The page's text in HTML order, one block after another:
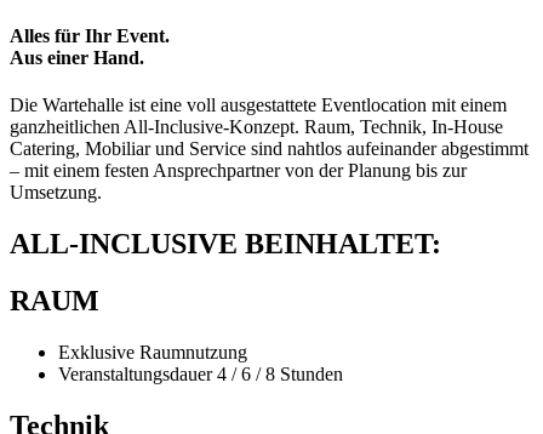
Alles für Ihr Event.
Aus einer Hand.
Die Wartehalle ist eine voll ausgestattete Eventlocation mit einem
ganzheitlichen All-Inclusive-Konzept. Raum, Technik, In-House
Catering, Mobiliar und Service sind nahtlos aufeinander abgestimmt
– mit einem festen Ansprechpartner von der Planung bis zur
Umsetzung.
ALL-INCLUSIVE BEINHALTET:
RAUM
Exklusive Raumnutzung
Veranstaltungsdauer 4 / 6 / 8 Stunden
Technik